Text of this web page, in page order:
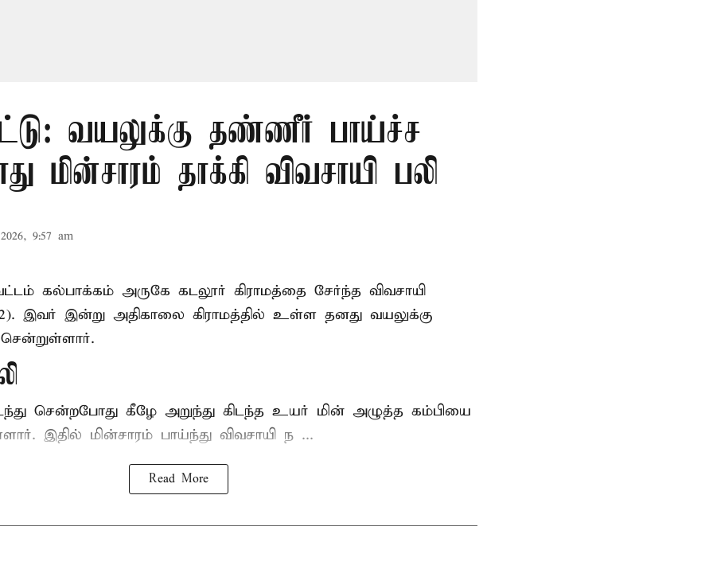
வயலுக்கு தண்ணீர் பாய்ச்ச
மின்சாரம் தாக்கி விவசாயி பலி
9:57 am
கல்பாக்கம் அருகே கடலூர் கிராமத்தை சேர்ந்த விவசாயி
இவர் இன்று அதிகாலை கிராமத்தில் உள்ள தனது வயலுக்கு
சென்றபோது கீழே அறுந்து கிடந்த உயர் மின் அழுத்த கம்பியை
இதில் மின்சாரம் பாய்ந்து விவசாயி ந ...
Read More